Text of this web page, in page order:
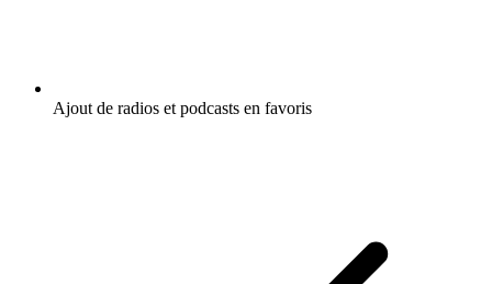
Ajout de radios et podcasts en favoris